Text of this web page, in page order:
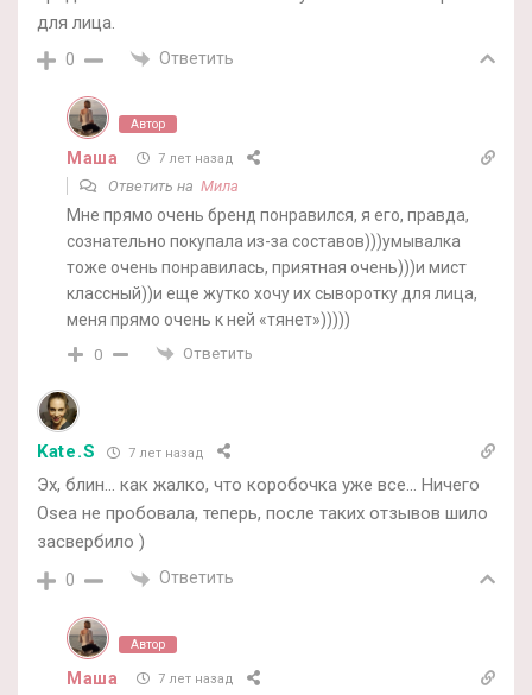
для лица.
0 Ответить
Автор
Маша 7 лет назад
Ответить на Мила
Мне прямо очень бренд понравился, я его, правда,
сознательно покупала из-за составов)))умывалка
тоже очень понравилась, приятная очень)))и мист
классный))и еще жутко хочу их сыворотку для лица,
меня прямо очень к ней «тянет»)))))
0 Ответить
Kate.S 7 лет назад
Эх, блин… как жалко, что коробочка уже все… Ничего
Osea не пробовала, теперь, после таких отзывов шило
засвербило )
0 Ответить
Автор
Маша 7 лет назад